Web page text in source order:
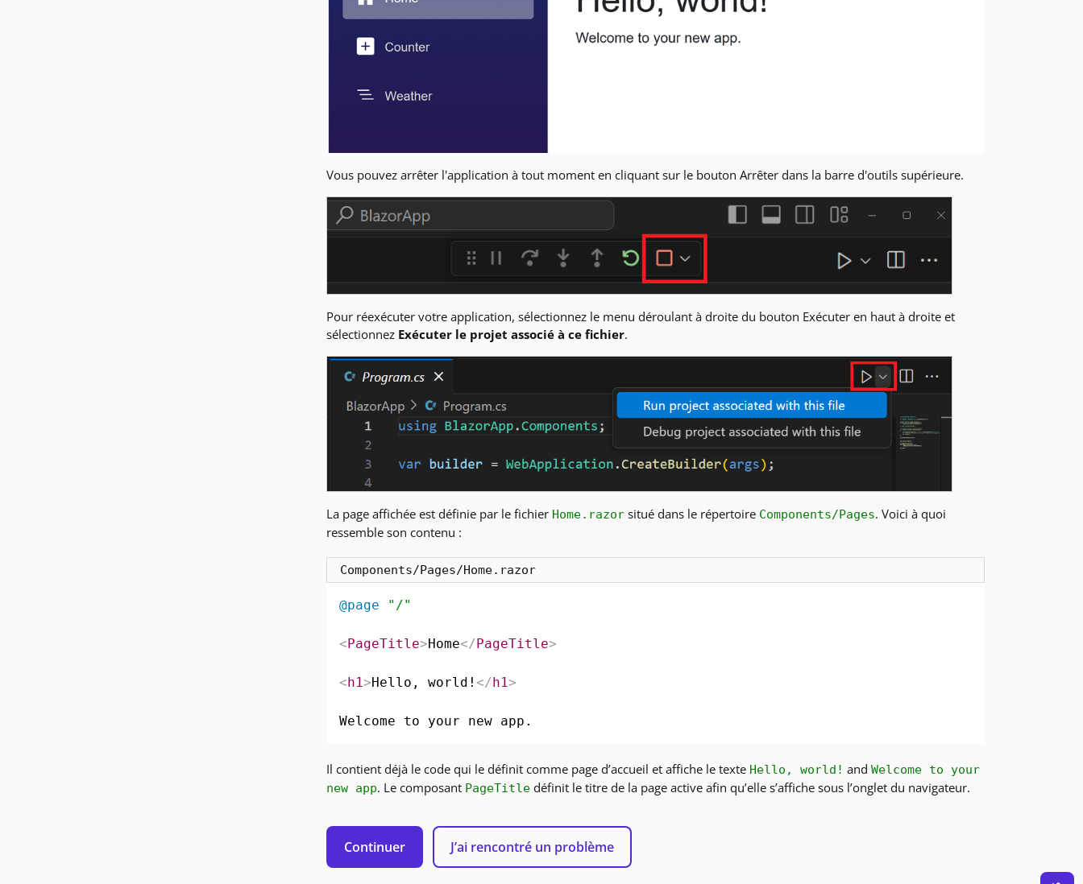
Vous pouvez arrêter l'application à tout moment en cliquant sur le bouton Arrêter dans la barre d'outils supérieure.
Pour réexécuter votre application, sélectionnez le menu déroulant à droite du bouton Exécuter en haut à droite et
sélectionnez Exécuter le projet associé à ce fichier.
La page affichée est définie par le fichier Home.razorsitué dans le répertoire Components/Pages. Voici à quoi
ressemble son contenu :
Components/Pages/Home.razor
@page "/"
<PageTitle>Home</PageTitle>
<h1>Hello, world! </h1>
Welcome to your new app.
Il contient déjà le code qui le définit comme page d’accueil et affiche le texte Hello, world! and Welcome to your
new app. Le composant PageTitledéfinit le titre de la page active afin qu’elle s’affiche sous l’onglet du navigateur.
Continuer J’ai rencontré un problème